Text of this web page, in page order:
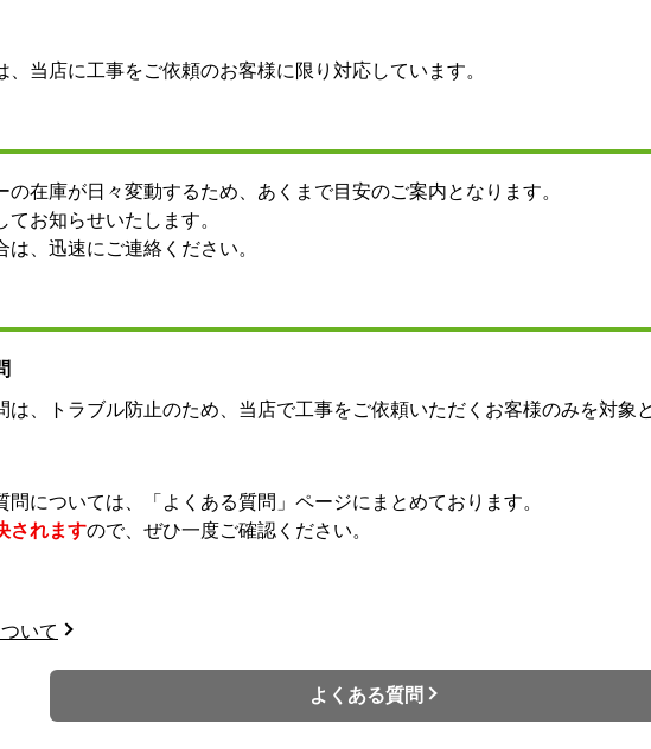
当店に工事をご依頼のお客様に限り対応しています。
在庫が日々変動するため、あくまで目安のご案内となります。
お知らせいたします。
、迅速にご連絡ください。
、トラブル防止のため、当店で工事をご依頼いただくお客様のみを対象
については、「よくある質問」ページにまとめております。
されますので、ぜひ一度ご確認ください。
いて
よくある質問